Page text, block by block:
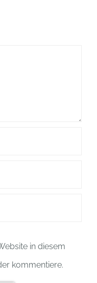
in diesem
kommentiere.